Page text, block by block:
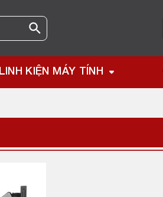
LINH KIỆN MÁY TÍNH